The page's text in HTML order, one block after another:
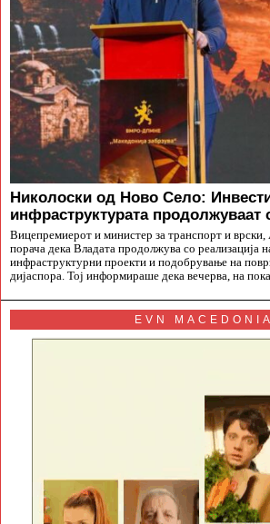
Николоски од Ново Село:
инфраструктурата продолжуваат
Вицепремиерот и министер за транспорт и врски,
порача дека Владата продолжува со реализација
инфраструктурни проекти и подобрување на
дијаспора. Тој информираше дека вечерва, на
EVN MACEDONIA